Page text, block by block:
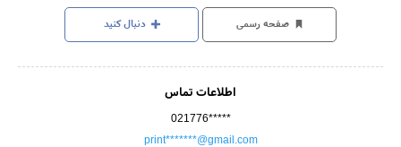
صفحه رسمی دنبال کنید
اطلاعات تماس
021776*****
print*******@gmail.com